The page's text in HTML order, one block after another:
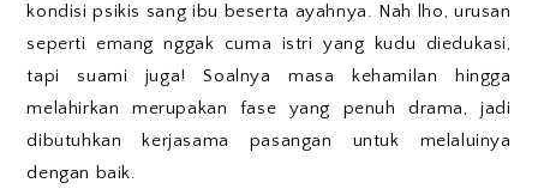
kondisi psikis sang ibu beserta ayahnya. Nah lho, urusan
seperti emang nggak cuma istri yang kudu diedukasi,
tapi suami juga! Soalnya masa kehamilan hingga
melahirkan merupakan fase yang penuh drama, jadi
dibutuhkan kerjasama pasangan untuk melaluinya
dengan baik.